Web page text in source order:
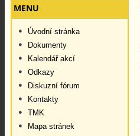
MENU
Úvodní stránka
Dokumenty
Kalendář akcí
Odkazy
Diskuzní fórum
Kontakty
TMK
Mapa stránek